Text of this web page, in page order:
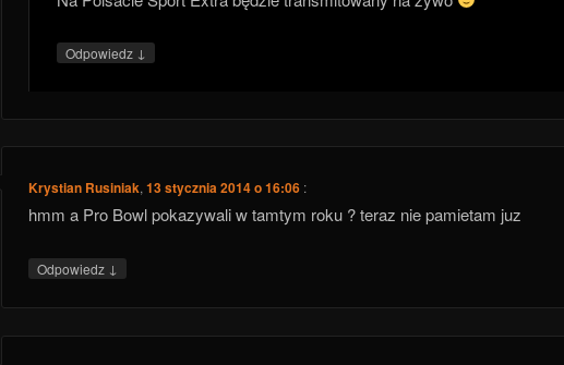
Odpowiedz ↓
Krystian Rusiniak,13 stycznia 2014 o 16:06 :
hmm a Pro Bowl pokazywali w tamtym roku ? teraz nie pamietam juz
Odpowiedz ↓